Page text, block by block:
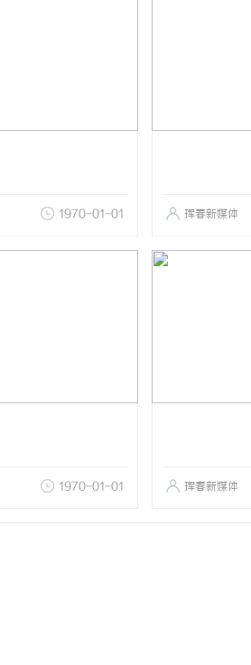
1970-01-01 珲春新媒体
1970-01-01 珲春新媒体